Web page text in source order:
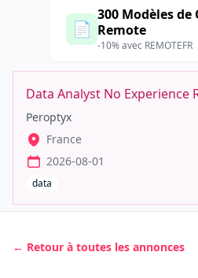
📄
300 Modèles de
Remote
-10% avec REMOTEFR
Data Analyst No Experience
Peroptyx
France
2026-08-01
data
← Retour à toutes les annonces